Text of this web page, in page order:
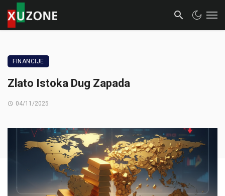
FINANCIJE
Zlato Istoka Dug Zapada
04/11/2025